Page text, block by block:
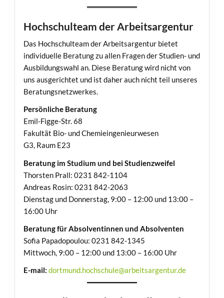
Hochschulteam der Arbeitsargentur
Das Hochschulteam der Arbeitsargentur bietet
individuelle Beratung zu allen Fragen der Studien- und
Ausbildungswahl an. Diese Beratung wird nicht von
uns ausgerichtet und ist daher auch nicht teil unseres
Beratungsnetzwerkes.
Persönliche Beratung
Emil-Figge-Str. 68
Fakultät Bio- und Chemie­ingenieur­wesen
G3, Raum E23
Beratung im Studium und bei Studienzweifel
Thorsten Prall: 0231 842-1104
An­dre­as Rosin: 0231 842-2063
Dienstag und Don­ners­tag, 9:00 – 12:00 und 13:00 –
16:00 Uhr
Beratung für Absolventinnen und Absolventen
Sofia Papadopoulou: 0231 842-1345
Mittwoch, 9:00 – 12:00 und 13:00 – 16:00 Uhr
E-mail: dortmund.hochschule@arbeitsargentur.de